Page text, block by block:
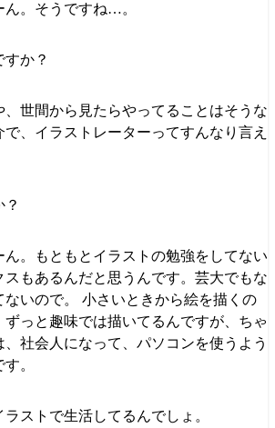
ん。そうですね…。
すか？
、世間から見たらやってることはそうな
、イラストレーターってすんなり言え
ん。もともとイラストの勉強をしてない
スもあるんだと思うんです。芸大でもな
ないので。 小さいときから絵を描くの
ずっと趣味では描いてるんですが、ちゃ
、社会人になって、パソコンを使うよう
。
ストで生活してるんでしょ。